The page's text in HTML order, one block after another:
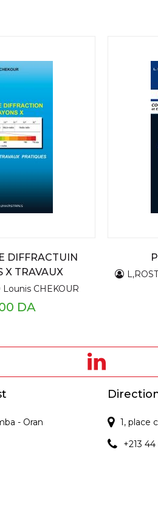
DIFFRACTUIN
X TRAVAUX
Lounis CHEKOUR
DA
- Oran
1, place
+213